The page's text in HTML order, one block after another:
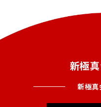
新極
新極真